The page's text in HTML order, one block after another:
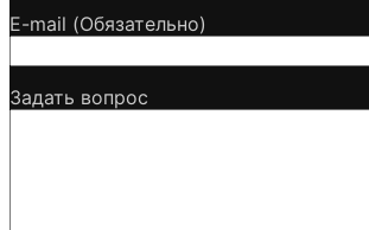
E-mail (Обязательно)
Задать вопрос